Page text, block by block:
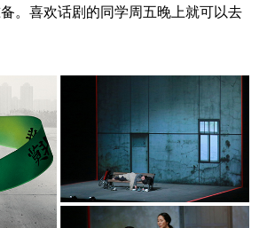
。喜欢话剧的同学周五晚上就可以去